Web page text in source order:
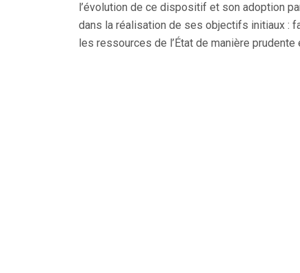
l’évolution de ce dispositif et son adoption
dans la réalisation de ses objectifs initiaux :
les ressources de l’État de manière prudente